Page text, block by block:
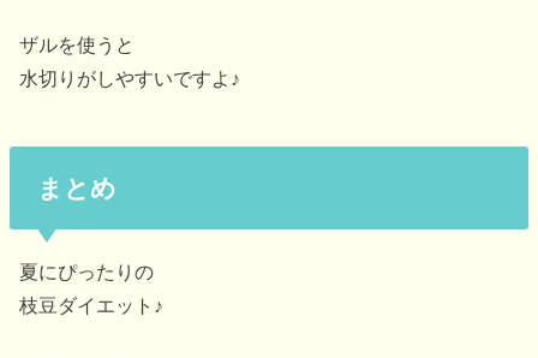
ザルを使うと
水切りがしやすいですよ♪
まとめ
夏にぴったりの
枝豆ダイエット♪